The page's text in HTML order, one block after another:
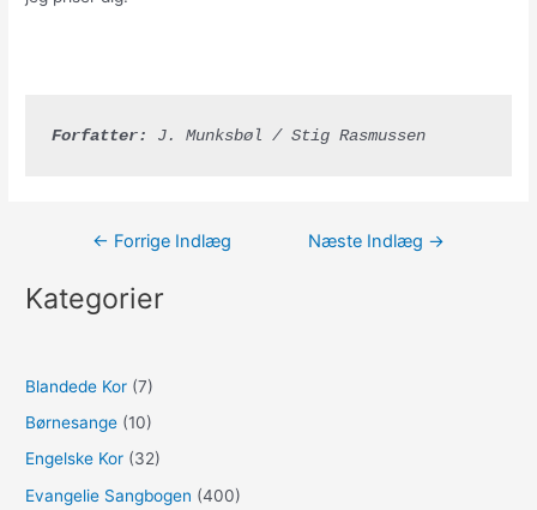
Forfatter: J. Munksbøl / Stig Rasmussen
Indlægsnavigation
← Forrige Indlæg Næste Indlæg →
Kategorier
Blandede Kor (7)
Børnesange (10)
Engelske Kor (32)
Evangelie Sangbogen (400)